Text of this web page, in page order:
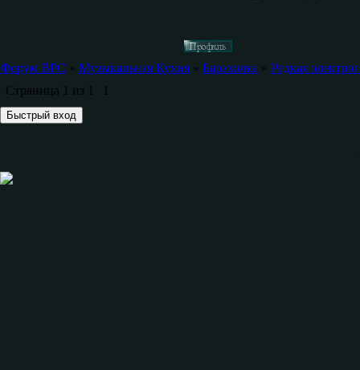
Форум ВРС » Музыкальная Кухня » Барахолка » Редкая
Страница 1 из 1 1